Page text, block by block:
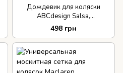
Дождевик для коляски
ABCdesign Salsa,
Condor,Turbo,Tereno,Viper
498 грн